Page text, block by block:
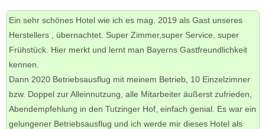
Ein sehr schönes Hotel wie ich es mag. 2019 als Gast unseres
Herstellers , übernachtet. Super Zimmer,super Service, super
Frühstück. Hier merkt und lernt man Bayerns Gastfreundlichkeit
kennen.
Dann 2020 Betriebsausflug mit meinem Betrieb, 10 Einzelzimner
bzw. Doppel zur Alleinnutzung, alle Mitarbeiter äußerst zufrieden,
Abendempfehlung in den Tutzinger Hof, einfach genial. Es war ein
gelungener Betriebsausflug und ich werde mir dieses Hotel als